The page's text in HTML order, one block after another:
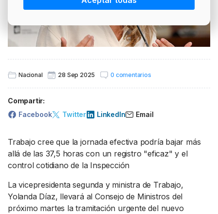
Nacional 28 Sep 2025 0 comentarios
Compartir:
Facebook
Twitter LinkedIn Email
Trabajo cree que la jornada efectiva podría bajar más
allá de las 37,5 horas con un registro "eficaz" y el
control cotidiano de la Inspección
La vicepresidenta segunda y ministra de Trabajo,
Yolanda Díaz, llevará al Consejo de Ministros del
próximo martes la tramitación urgente del nuevo
NEWSLETTER
LÍDERES EQUIPAMIENTOS Y SERVICIOS DEL
TABLÓN Y MARKETPLACE
GSO AGRÍCOLA
GSO PROFESIONAL
MOD. 500-503
LÍDERES EQUIPAMIENTOS Y SERVICIOS SECTOR